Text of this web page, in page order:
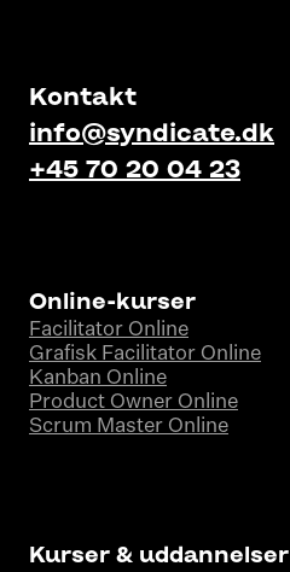
Kontakt
info@syndicate.dk
+45 70 20 04 23
Online-kurser
Facilitator Online
Grafisk Facilitator Online
Kanban Online
Product Owner Online
Scrum Master Online
Kurser & uddannelser